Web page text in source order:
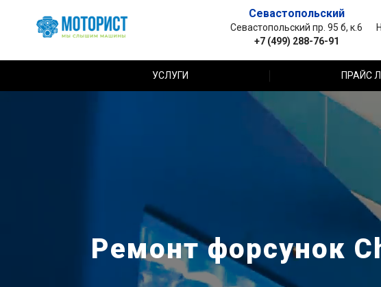
Севастопольский
Севастопольский пр. 95 б, к.6
+7 (499) 288-76-91
УСЛУГИ ПРАЙС
Ремонт форсунок